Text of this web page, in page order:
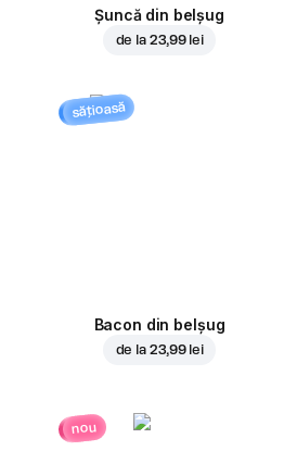
Șuncă din belșug
de la 23,99 lei
sățioasă
Bacon din belșug
de la 23,99 lei
nou